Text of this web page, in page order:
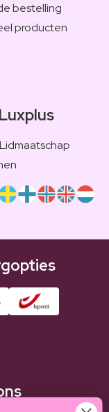
bestelling
producten